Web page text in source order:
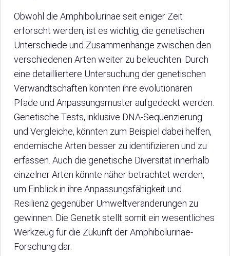
Obwohl die Amphibolurinae seit einiger Zeit
erforscht werden, ist es wichtig, die genetischen
Unterschiede und Zusammenhänge zwischen den
verschiedenen Arten weiter zu beleuchten. Durch
eine detailliertere Untersuchung der genetischen
Verwandtschaften könnten ihre evolutionären
Pfade und Anpassungsmuster aufgedeckt werden.
Genetische Tests, inklusive DNA-Sequenzierung
und Vergleiche, könnten zum Beispiel dabei helfen,
endemische Arten besser zu identifizieren und zu
erfassen. Auch die genetische Diversität innerhalb
einzelner Arten könnte näher betrachtet werden,
um Einblick in ihre Anpassungsfähigkeit und
Resilienz gegenüber Umweltveränderungen zu
gewinnen. Die Genetik stellt somit ein wesentliches
Werkzeug für die Zukunft der Amphibolurinae-
Forschung dar.